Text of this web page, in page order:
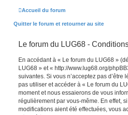
Accueil du forum
Quitter le forum et retourner au site
Le forum du LUG68 -
En accédant à « Le forum du LUG68 »
LUG68 » et « http://www.lug68.org/
suivantes. Si vous n’acceptez pas
pas utiliser et accéder à « Le forum du
moment et nous essaierons de vous
régulièrement par vous-même. En effet,
modifications aient été effectuées, vous